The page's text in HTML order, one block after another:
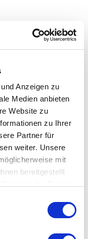
Anzeigen zu
Medien anbieten
Website zu
zu Ihrer
Partner für
weiter. Unsere
mit
bereitgestellt